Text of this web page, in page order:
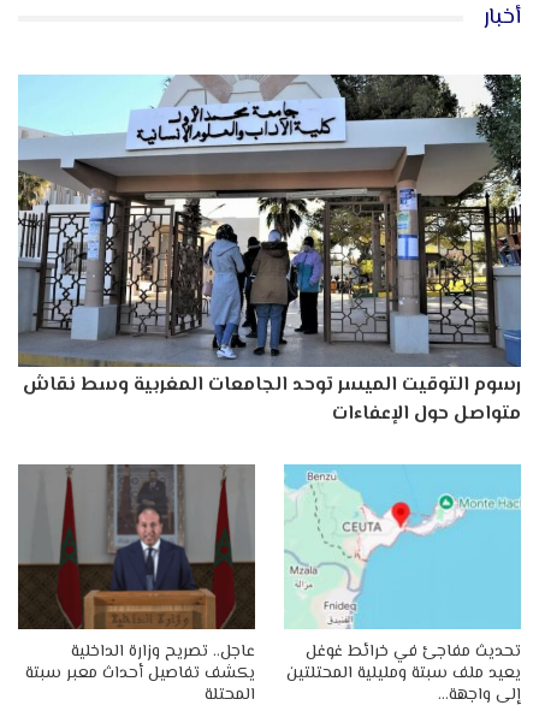
أخبار
رسوم التوقيت الميسر توحد الجامعات المغربية وسط نقاش
متواصل حول الإعفاءات
تحديث مفاجئ في خرائط غوغل
يعيد ملف سبتة ومليلية المحتلتين
إلى واجهة…
عاجل.. تصريح وزارة الداخلية
يكشف تفاصيل أحداث معبر سبتة
المحتلة